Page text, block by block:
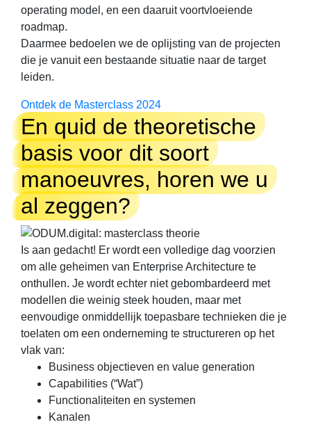
operating model, en een daaruit voortvloeiende
roadmap.
Daarmee bedoelen we de oplijsting van de projecten
die je vanuit een bestaande situatie naar de target
leiden.
Ontdek de Masterclass 2024
En quid de theoretische
basis voor dit soort
manoeuvres, horen we u
al zeggen?
Is aan gedacht! Er wordt een volledige dag voorzien
om alle geheimen van Enterprise Architecture te
onthullen. Je wordt echter niet gebombardeerd met
modellen die weinig steek houden, maar met
eenvoudige onmiddellijk toepasbare technieken die je
toelaten om een onderneming te structureren op het
vlak van:
Business objectieven en value generation
Capabilities (“Wat”)
Functionaliteiten en systemen
Kanalen